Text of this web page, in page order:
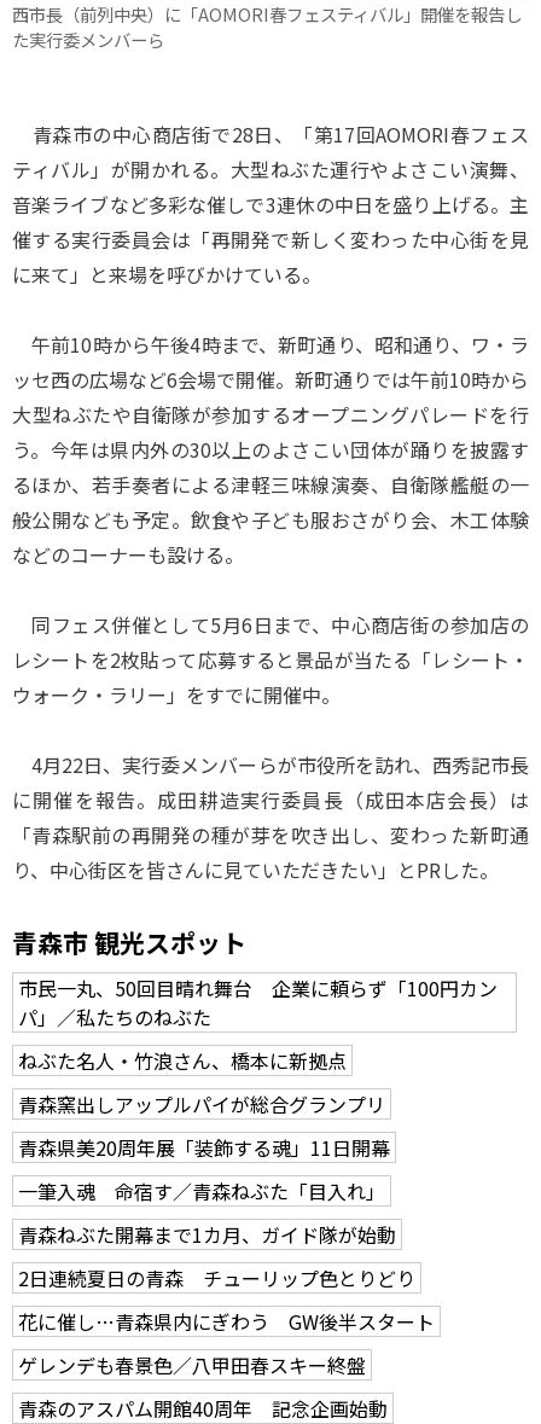
西市長（前列中央）に「AOMORI春フェスティバル」開催を報告し
た実行委メンバーら
青森市の中心商店街で28日、「第17回AOMORI春フェス
ティバル」が開かれる。大型ねぶた運行やよさこい演舞、
音楽ライブなど多彩な催しで3連休の中日を盛り上げる。主
催する実行委員会は「再開発で新しく変わった中心街を見
に来て」と来場を呼びかけている。
午前10時から午後4時まで、新町通り、昭和通り、ワ・ラ
ッセ西の広場など6会場で開催。新町通りでは午前10時から
大型ねぶたや自衛隊が参加するオープニングパレードを行
う。今年は県内外の30以上のよさこい団体が踊りを披露す
るほか、若手奏者による津軽三味線演奏、自衛隊艦艇の一
般公開なども予定。飲食や子ども服おさがり会、木工体験
などのコーナーも設ける。
同フェス併催として5月6日まで、中心商店街の参加店の
レシートを2枚貼って応募すると景品が当たる「レシート・
ウォーク・ラリー」をすでに開催中。
4月22日、実行委メンバーらが市役所を訪れ、西秀記市長
に開催を報告。成田耕造実行委員長（成田本店会長）は
「青森駅前の再開発の種が芽を吹き出し、変わった新町通
り、中心街区を皆さんに見ていただきたい」とPRした。
青森市 観光スポット
市民一丸、50回目晴れ舞台 企業に頼らず「100円カン
パ」／私たちのねぶた
ねぶた名人・竹浪さん、橋本に新拠点
青森窯出しアップルパイが総合グランプリ
青森県美20周年展「装飾する魂」11日開幕
一筆入魂 命宿す／青森ねぶた「目入れ」
青森ねぶた開幕まで1カ月、ガイド隊が始動
2日連続夏日の青森 チューリップ色とりどり
花に催し…青森県内にぎわう GW後半スタート
ゲレンデも春景色／八甲田春スキー終盤
青森のアスパム開館40周年 記念企画始動